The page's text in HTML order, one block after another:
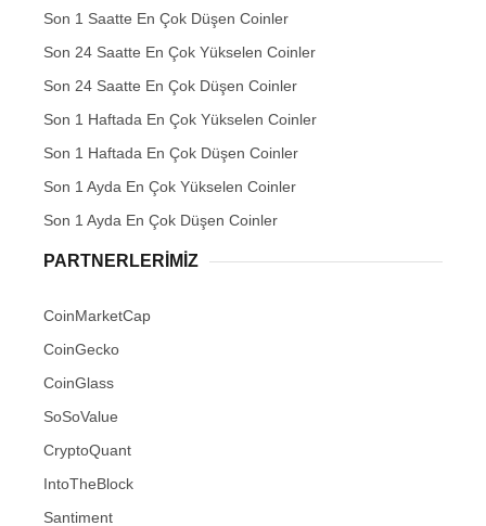
Son 1 Saatte En Çok Düşen Coinler
Son 24 Saatte En Çok Yükselen Coinler
Son 24 Saatte En Çok Düşen Coinler
Son 1 Haftada En Çok Yükselen Coinler
Son 1 Haftada En Çok Düşen Coinler
Son 1 Ayda En Çok Yükselen Coinler
Son 1 Ayda En Çok Düşen Coinler
PARTNERLERIMIZ
CoinMarketCap
CoinGecko
CoinGlass
SoSoValue
CryptoQuant
IntoTheBlock
Santiment